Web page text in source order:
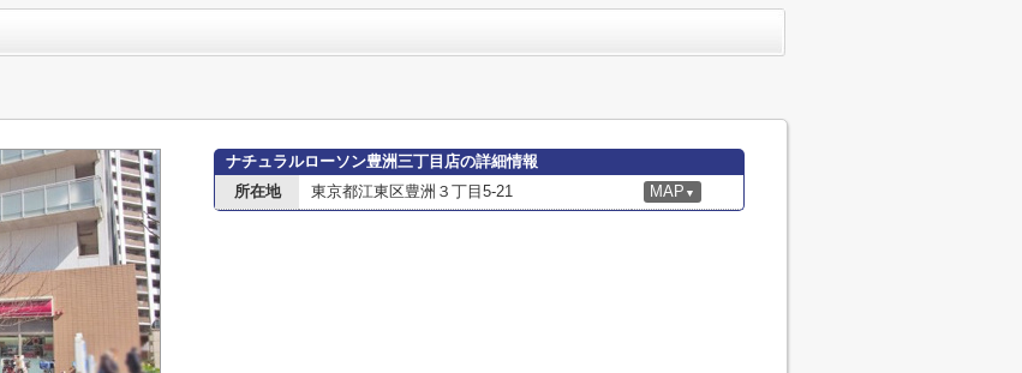
ナチュラルローソン豊洲三丁目店の詳細情報
所在地
東京都江東区豊洲３丁目5-21 MAP ▼